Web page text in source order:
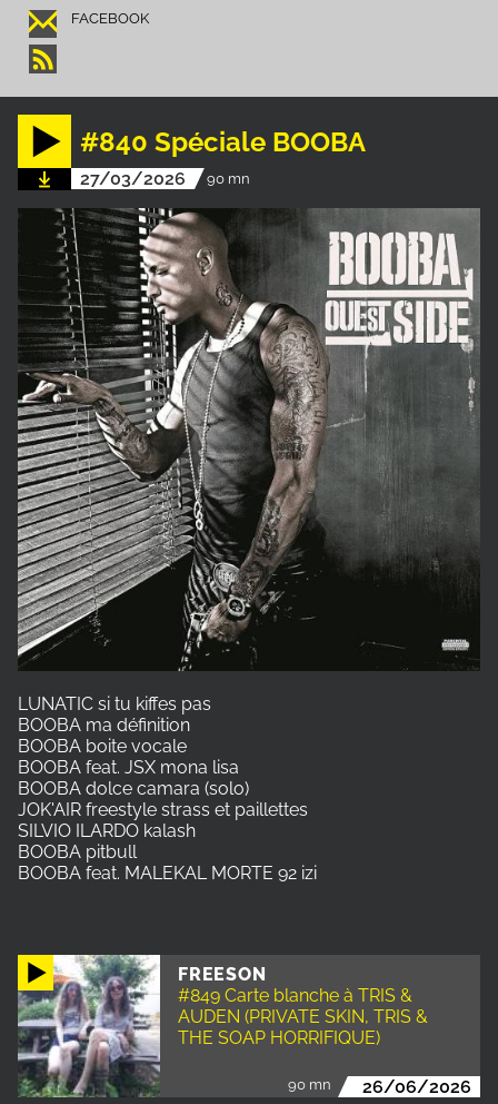
FACEBOOK
FREESON
#849 Carte blanche à TRIS &
AUDEN (PRIVATE SKIN, TRIS &
THE SOAP HORRIFIQUE)
90 mn 26/06/2026
#840 Spéciale BOOBA
27/03/2026 90 mn
LUNATIC si tu kiffes pas
BOOBA ma définition
BOOBA boite vocale
BOOBA feat. JSX mona lisa
BOOBA dolce camara (solo)
JOK'AIR freestyle strass et paillettes
SILVIO ILARDO kalash
BOOBA pitbull
BOOBA feat. MALEKAL MORTE 92 izi